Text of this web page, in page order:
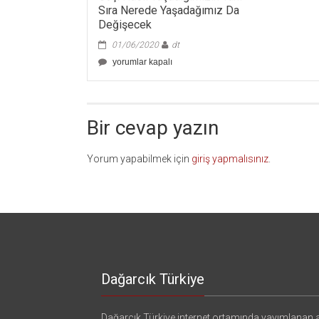
Sıra Nerede Yaşadağımız Da
Değişecek
01/06/2020
dt
Koronavirüs
Nasıl
Yaşadığımızın
Sıra
Değişecek
yorumlar kapalı
Bir cevap yazın
Yorum yapabilmek için giriş yapmalısınız
Dağarcık Türkiye